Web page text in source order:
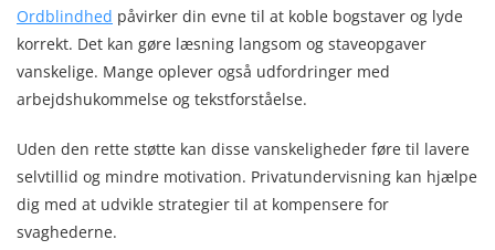
Ordblindhed påvirker din evne til at koble bogstaver og lyde
korrekt. Det kan gøre læsning langsom og staveopgaver
vanskelige. Mange oplever også udfordringer med
arbejdshukommelse og tekstforståelse.
Uden den rette støtte kan disse vanskeligheder føre til lavere
selvtillid og mindre motivation. Privatundervisning kan hjælpe
dig med at udvikle strategier til at kompensere for
svaghederne.